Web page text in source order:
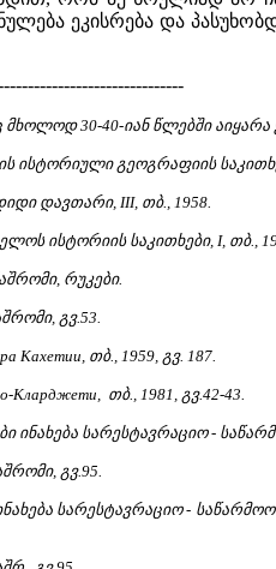
ეკისრება და
30-40-იან წლებში
ისტორიული გეოგრაფიის
დავთარი, III, თბ., 1958.
ისტორიის საკითხები, I, თბ.,
რუკები.
გვ.53.
Кахетии, თბ., 1959, გვ. 187.
Кларджети, თბ., 1981, გვ.42-43.
ინახება სარესტავრაციო -
გვ.95.
ინახება სარესტავრაციო -